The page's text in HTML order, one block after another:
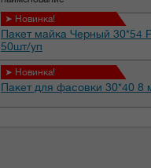
➤ Новинка!
Пакет майка Черный 30*54
50шт/уп
➤ Новинка!
Пакет для фасовки 30*40 8